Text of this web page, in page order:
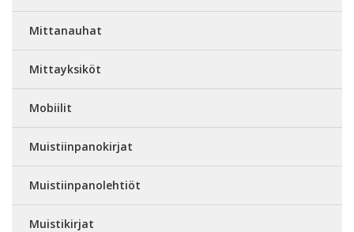
Mittanauhat
Mittayksiköt
Mobiilit
Muistiinpanokirjat
Muistiinpanolehtiöt
Muistikirjat